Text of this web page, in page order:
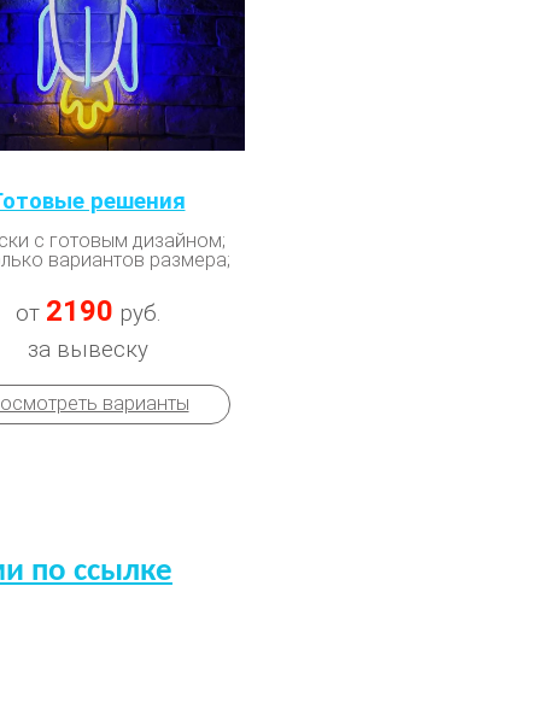
решения
с готовым дизайном;
вариантов размера;
от 2190 руб.
за вывеску
варианты
по ссылке